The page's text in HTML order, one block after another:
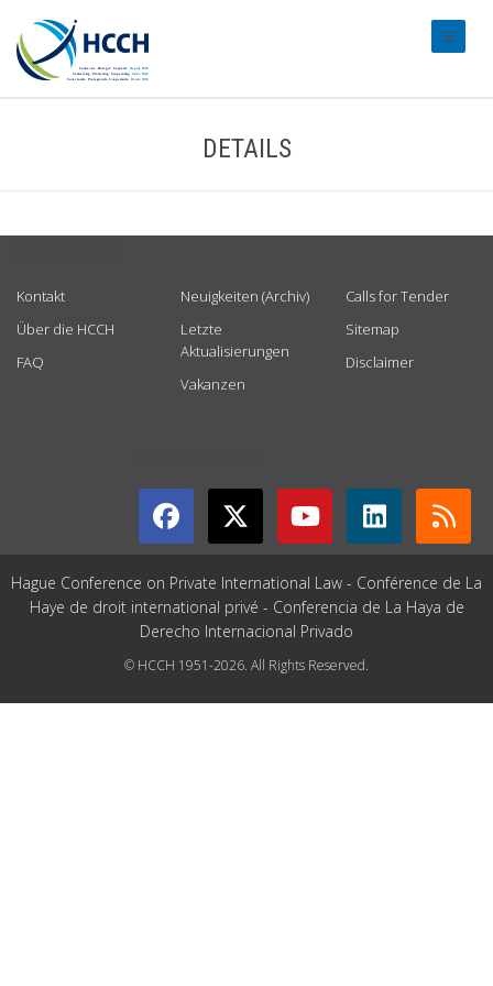
DETAILS
Kontakt
Über die HCCH
FAQ
Neuigkeiten (Archiv)
Letzte
Aktualisierungen
Vakanzen
Calls for Tender
Sitemap
Disclaimer
Hague Conference on Private International Law - Conférence de La
Haye de droit international privé - Conferencia de La Haya de
Derecho Internacional Privado
© HCCH 1951-2026. All Rights Reserved.